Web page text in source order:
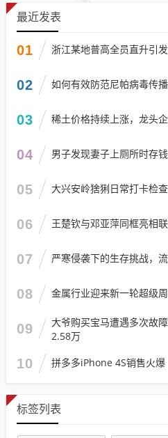
最近发表
01 浙江某地普高全员直升引
02 如何有效防范尼帕病毒传播
03 稀土价格持续上涨，龙头
04 男子发现妻子上厕所时存
05 大兴安岭猞猁日常打卡检
06 王楚钦与邓亚萍同框亮相
07 严寒侵袭下的生存挑战，
08 金属行业迎来新一轮超级
09
大爷购买宝马遭遇多次故
2.58万
10 拼多多iPhone 4S销售火爆
标签列表